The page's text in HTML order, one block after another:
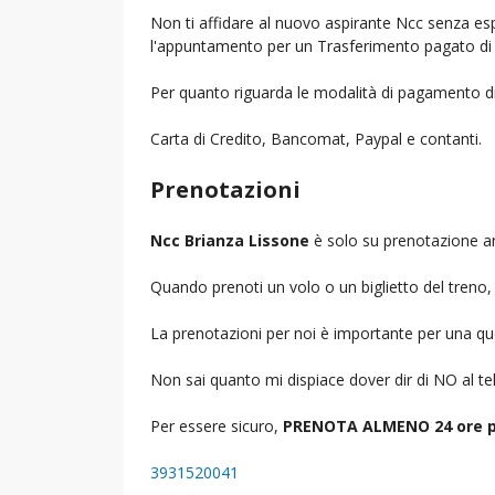
Non ti affidare al nuovo aspirante Ncc senza
l'appuntamento per un Trasferimento pagato di
Per quanto riguarda le modalità di pagamento
Carta di Credito, Bancomat, Paypal e contanti.
Prenotazioni
Ncc Brianza Lissone è solo su prenotazione
Quando prenoti un volo o un biglietto del
La prenotazioni per noi è importante per una
Non sai quanto mi dispiace dover dir di NO al
Per essere sicuro, PRENOTA ALMENO 24 ore
3931520041